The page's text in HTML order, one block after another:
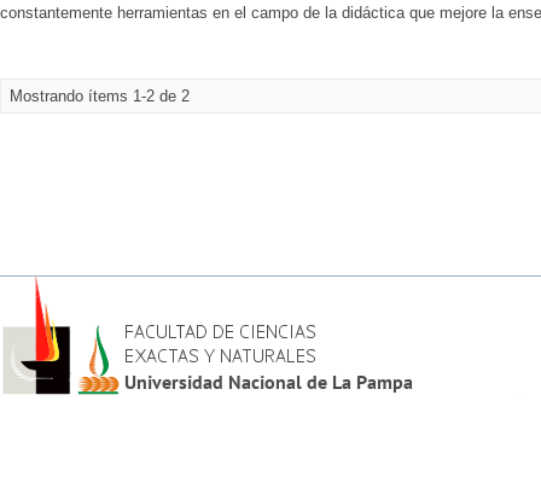
constantemente herramientas en el campo de la didáctica que mejore la
Mostrando ítems 1-2 de 2